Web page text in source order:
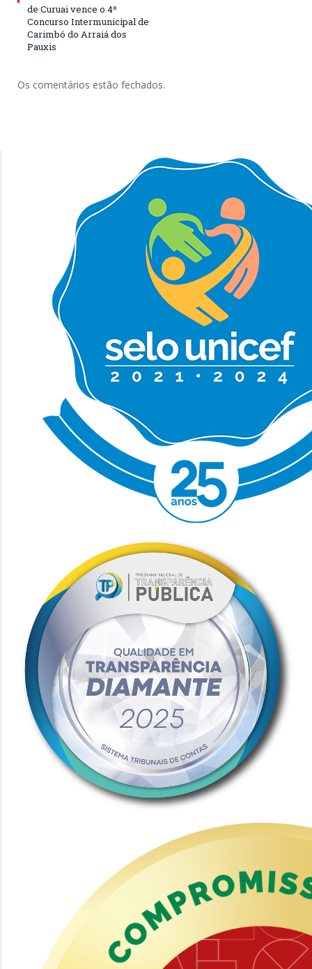
de Curuai vence o 4º
Concurso Intermunicipal de
Carimbó do Arraiá dos
Pauxis
Os comentários estão fechados.